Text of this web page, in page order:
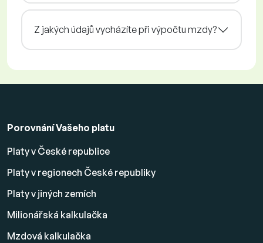
Z jakých údajů vycházíte při výpočtu mzdy?
Porovnání Vašeho platu
Platy v České republice
Platy v regionech České republiky
Platy v jiných zemích
Milionářská kalkulačka
Mzdová kalkulačka